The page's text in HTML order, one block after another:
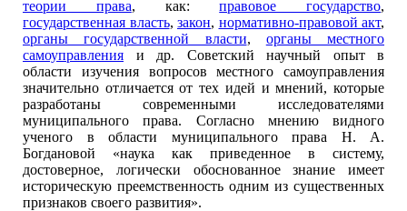
теории права, как:правовое государство,
государственная власть, закон, нормативно-правовой акт,
органы государственной власти, органы местного
самоуправления и др. Советский научный опыт в
области изучения вопросов местного самоуправления
значительно отличается от тех идей и мнений, которые
разработаны современными исследователями
муниципального права. Согласно мнению видного
ученого в области муниципального права Н. А.
Богдановой «наука как приведенное в систему,
достоверное, логически обоснованное знание имеет
историческую преемственность одним из существенных
признаков своего развития».